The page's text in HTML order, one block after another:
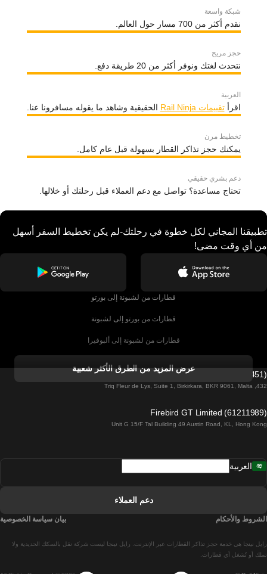
شبكة واسعة
نقدم أكثر من 700 مسار حول العالم.
حجز مريح
نتحدث لغتك ونوفر أكثر من 20 طريقة دفع.
العربية
اقرأتقييمات Rail Ninja الحقيقية وشاهد ما يقوله مسافرونا عنا.
تخطيط مرن
يمكنك حجز تذاكر القطار بسهولة قبل عام كامل.
دعم بشري حقيقي
تحتاج مساعدة؟ تواصل مع دعم العملاء قبل رحلتك أو خلالها.
تطبيقنا المجاني لكل خطوة في رحلتك-لم يكن تخطيط السفر أسهل
من أي وقت مضى!
قطارات من لشبونة إلى بورتو
قطارات من بورتو إلى لشبونة
قطارات من لشبونة إلى ألبوفيرا
قطارات من ألبوفيرا إلى لشبونة
قطارات من لشبونة إلى لاغوس
قطارات من لشبونة إلى مدريد
عرض المزيد من الطرق الأكثر شعبية
Firebird GT Limited (OC 1451)
432, Triq Fleur de Lys, Suite 1, Birkirkara, BKR 9061, Malta
Firebird GT Limited (61211989)
Unit G 15/F Tal Building 49 Austin Road, KL, Hong Kong
رايل نينجا هي خدمة حجز تذاكر القطارات عبر الإنترنت. رايل نينجا ليست شركة نقل بالسكك الحديدية ولا
تملك أو تُشغل أي قطارات.
العربية
دعم العملاء
الشروط والأحكام بيان سياسة الخصوصية